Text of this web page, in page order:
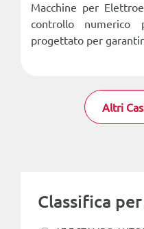
Macchine per
controllo
progettato per
Altri
Classifica